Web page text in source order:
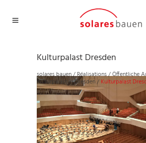
Kulturpalast Dresden
solares bauen/Réalisations/Öffentliche
Kulturpalast in Dresden/ Kulturpalast